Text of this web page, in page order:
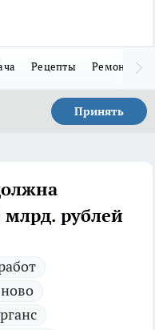
Рецепты Ремонт
Принять
млрд. рублей